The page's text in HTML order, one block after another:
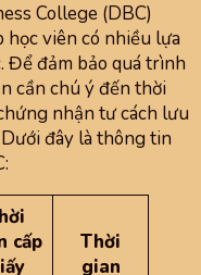
College (DBC)
viên có nhiều lựa
Để đảm bảo quá trình
cần chú ý đến thời
nhận tư cách lưu
đây là thông tin
cấp
Thời
gian